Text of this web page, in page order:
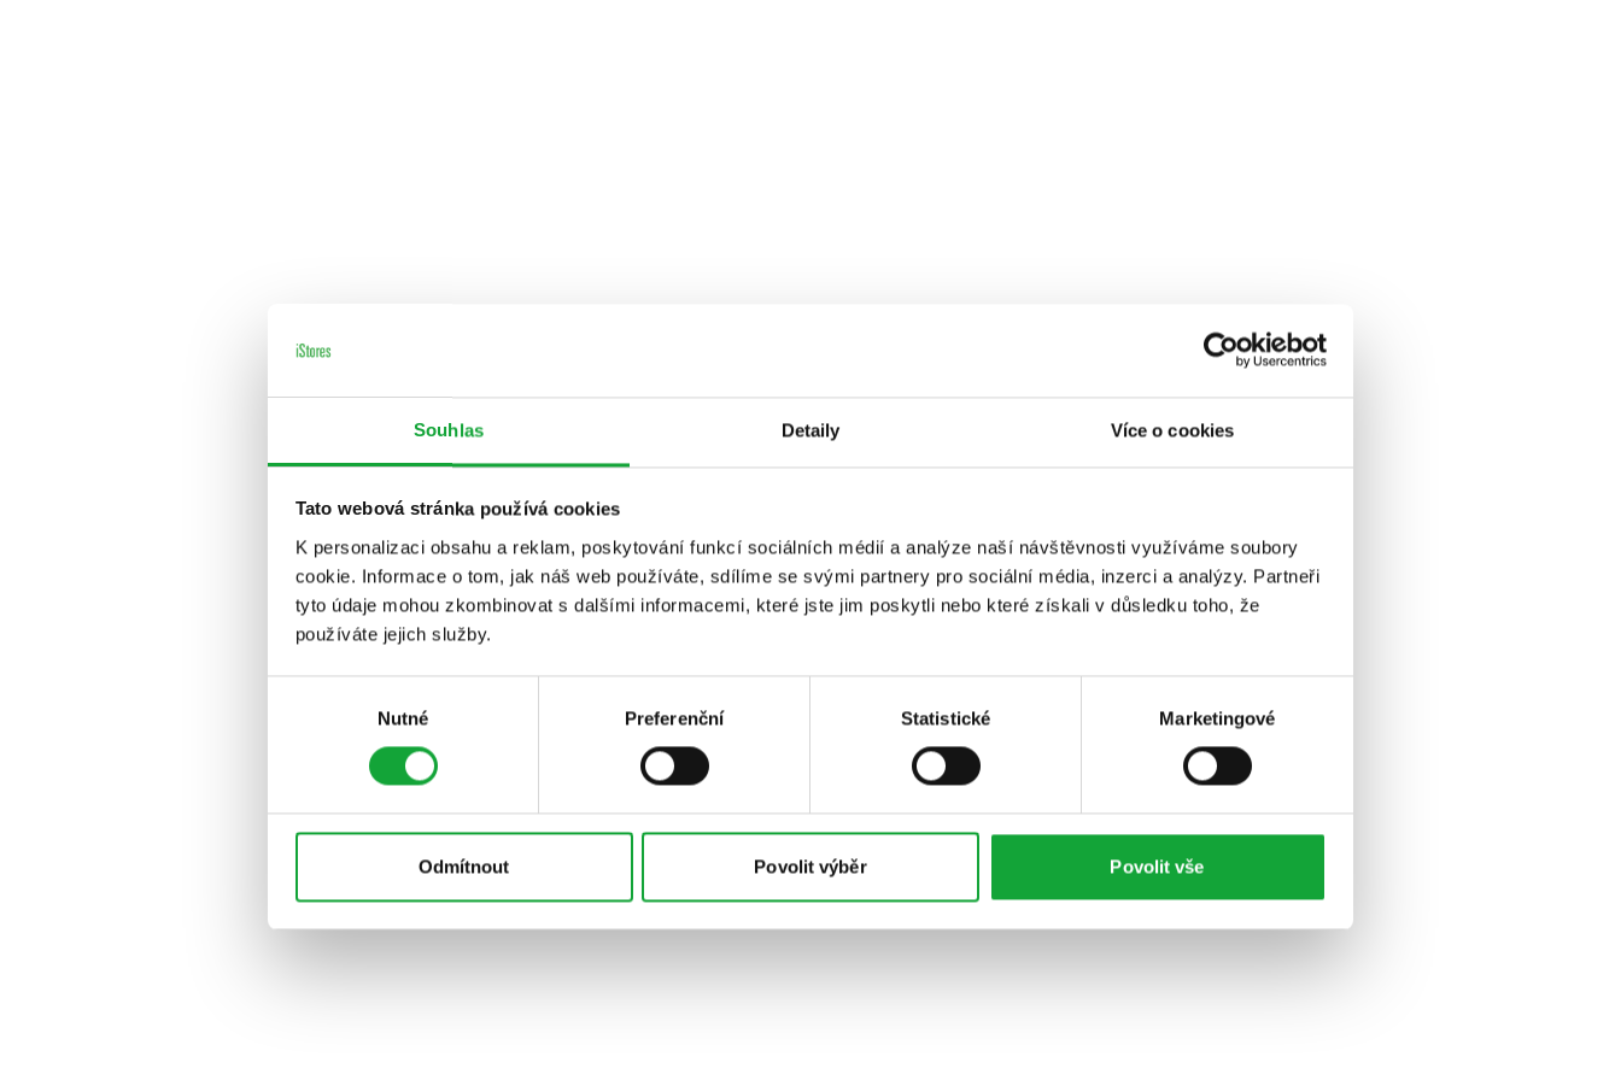
Souhlas Detaily Více o cookies
Tato webová stránka používá cookies
K personalizaci obsahu a reklam, poskytování funkcí sociálních médií a analýze naší návštěvnosti využíváme soubory
cookie. Informace o tom, jak náš web používáte, sdílíme se svými partnery pro sociální média, inzerci a analýzy. Partneři
tyto údaje mohou zkombinovat s dalšími informacemi, které jste jim poskytli nebo které získali v důsledku toho, že
používáte jejich služby.
Nutné Preferenční Statistické Marketingové
Odmítnout Povolit výběr Povolit vše